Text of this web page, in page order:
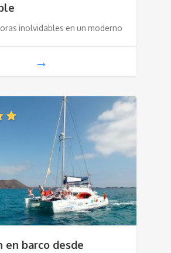
inolvidables en un moderno
en barco desde